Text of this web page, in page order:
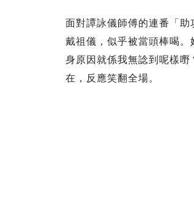
面對譚詠儀師傅的連番「
戴祖儀，似乎被當頭棒喝
身原因就係我無諗到呢樣
在，反應笑翻全場。